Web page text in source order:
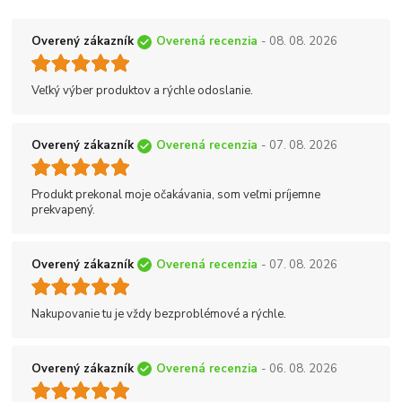
Overený zákazník Overená recenzia - 08. 08. 2026
Veľký výber produktov a rýchle odoslanie.
Overený zákazník Overená recenzia - 07. 08. 2026
Produkt prekonal moje očakávania, som veľmi príjemne
prekvapený.
Overený zákazník Overená recenzia - 07. 08. 2026
Nakupovanie tu je vždy bezproblémové a rýchle.
Overený zákazník Overená recenzia - 06. 08. 2026